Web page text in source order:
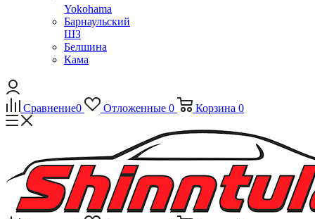
Yokohama
Барнаульский
ШЗ
Белшина
Кама
Сравнение0 Отложенные 0 Корзина 0